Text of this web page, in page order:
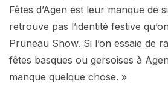
Fêtes d’Agen est leur manque de
retrouve pas l’identité festive
Pruneau Show. Si l’on essaie de
fêtes basques ou gersoises à
manque quelque chose. »